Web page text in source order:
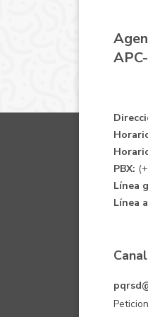
PBX:
Línea
Línea